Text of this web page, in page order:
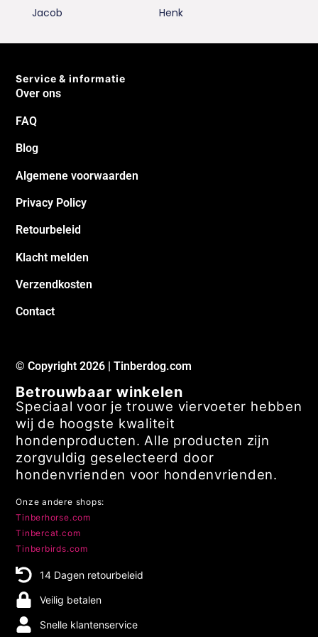
Jacob
Henk
Service & informatie
Over ons
FAQ
Blog
Algemene voorwaarden
Privacy Policy
Retourbeleid
Klacht melden
Verzendkosten
Contact
© Copyright 2026 | Tinberdog.com
Betrouwbaar winkelen
Speciaal voor je trouwe viervoeter hebben
wij de hoogste kwaliteit
hondenproducten. Alle producten zijn
zorgvuldig geselecteerd door
hondenvrienden voor hondenvrienden.
Onze andere shops:
Tinberhorse.com
Tinbercat.com
Tinberbirds.com
14 Dagen retourbeleid
Veilig betalen
Snelle klantenservice